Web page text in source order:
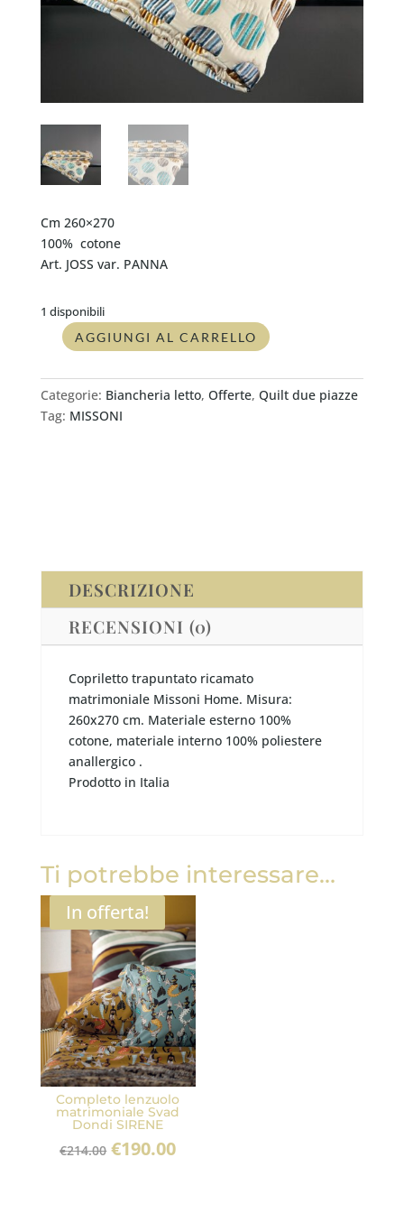
Cm 260×270
100% cotone
Art. JOSS var. PANNA
1 disponibili
Copriletto
ricamato
matrimoniale
Missoni
AGGIUNGI AL CARRELLO
Categorie: Biancheria letto, Offerte, Quilt due piazze
Tag: MISSONI
DESCRIZIONE
RECENSIONI (0)
Copriletto trapuntato ricamato
matrimoniale Missoni Home. Misura:
260x270 cm. Materiale esterno 100%
cotone, materiale interno 100% poliestere
anallergico .
Prodotto in Italia
Ti potrebbe interessare…
In offerta!
Completo lenzuolo
matrimoniale Svad
Dondi SIRENE
€214.00 Il
€190.00Il